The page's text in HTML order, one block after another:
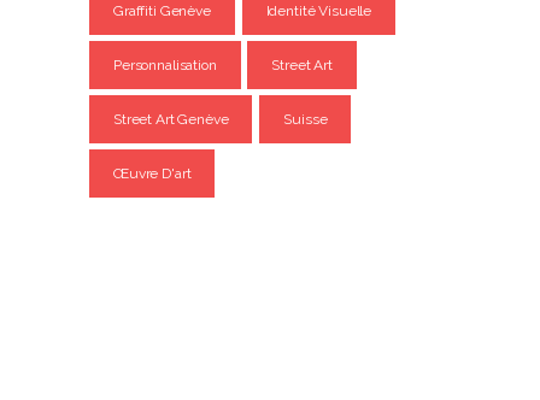
Graffiti Genève Identité Visuelle
Personnalisation Street Art
Street Art Genève Suisse
Œuvre D'art